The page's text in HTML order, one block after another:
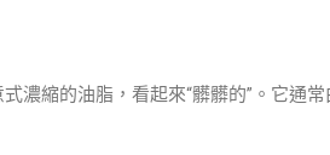
濃縮的油脂，看起來“髒髒的”。它通